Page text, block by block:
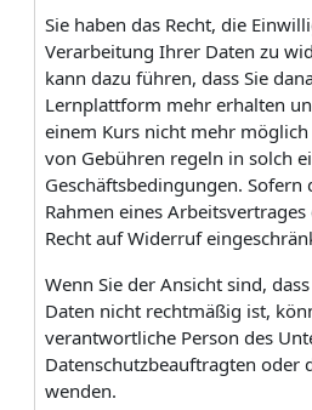
Sie haben das Recht, die
Verarbeitung Ihrer Daten zu
kann dazu führen, dass Sie
Lernplattform mehr erhalten
einem Kurs nicht mehr möglich
von Gebühren regeln in solch
Geschäftsbedingungen.
Rahmen eines
Recht auf Widerruf
Wenn Sie der Ansicht sind,
Daten nicht rechtmäßig ist,
verantwortliche Person des
Datenschutzbeauftragten oder
wenden.